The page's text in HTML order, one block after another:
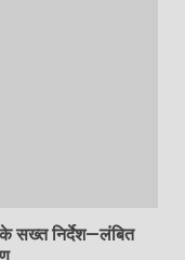
सख्त निर्देश—लंबित